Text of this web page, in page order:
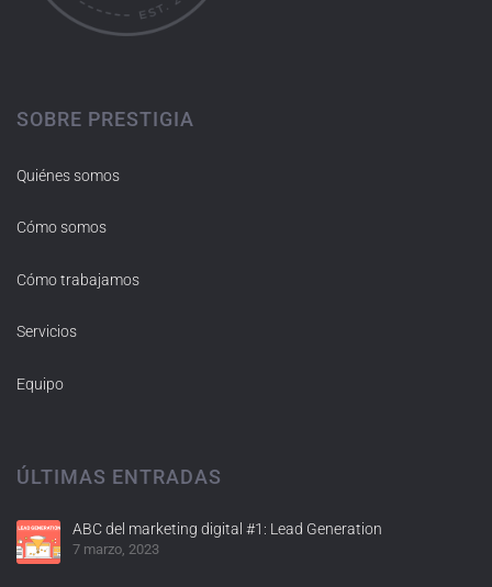
SOBRE PRESTIGIA
Quiénes somos
Cómo somos
Cómo trabajamos
Servicios
Equipo
ÚLTIMAS ENTRADAS
ABC del marketing digital #1: Lead Generation
7 marzo, 2023